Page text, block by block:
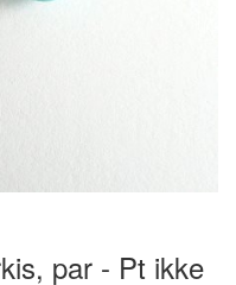
par - Pt ikke